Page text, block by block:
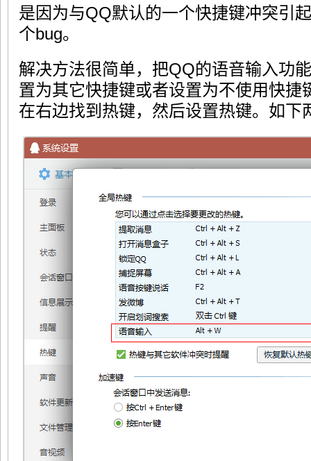
是因为与QQ默认的一个快捷键冲突引
个bug。
解决方法很简单，把QQ的语音输入功
置为其它快捷键或者设置为不使用快捷
在右边找到热键，然后设置热键。如下